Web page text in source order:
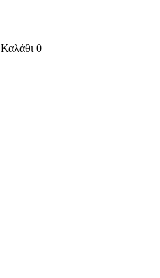
Καλάθι 0